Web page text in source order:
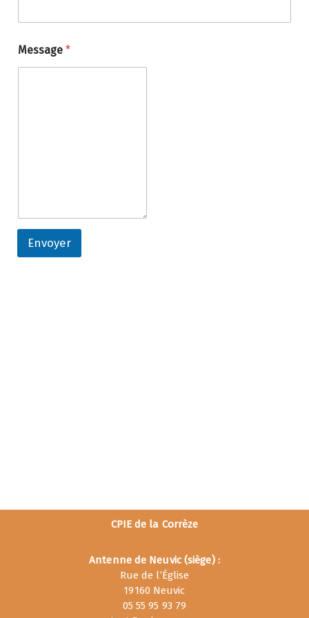
Message *
Envoyer
CPIE de la Corrèze
Antenne de Neuvic (siège) :
Rue de l’Église
19160 Neuvic
05 55 95 93 79